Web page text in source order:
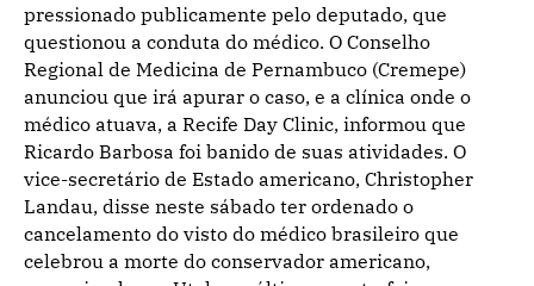
pressionado publicamente pelo deputado, que
questionou a conduta do médico. O Conselho
Regional de Medicina de Pernambuco (Cremepe)
anunciou que irá apurar o caso, e a clínica onde o
médico atuava, a Recife Day Clinic, informou que
Ricardo Barbosa foi banido de suas atividades. O
vice-secretário de Estado americano, Christopher
Landau, disse neste sábado ter ordenado o
cancelamento do visto do médico brasileiro que
celebrou a morte do conservador americano,